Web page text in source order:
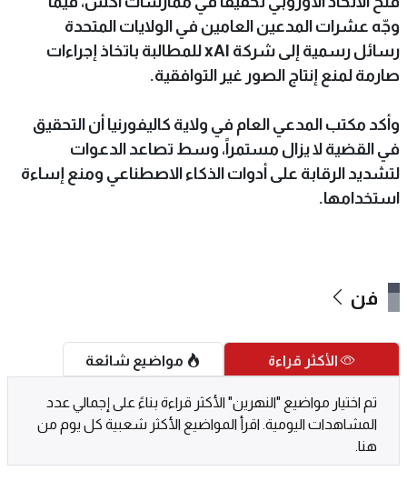
وجّه عشرات المدعين العامين في الولايات المتحدة
رسائل رسمية إلى شركة xAI للمطالبة باتخاذ إجراءات
صارمة لمنع إنتاج الصور غير التوافقية.
وأكد مكتب المدعي العام في ولاية كاليفورنيا أن التحقيق
في القضية لا يزال مستمراً، وسط تصاعد الدعوات
لتشديد الرقابة على أدوات الذكاء الاصطناعي ومنع إساءة
استخدامها.
فن
الأكثر قراءة
تم اختيار مواضيع "النهرين" الأكثر قراءة بناءً على إجمالي عدد
المشاهدات اليومية. اقرأ المواضيع الأكثر شعبية كل يوم من
هنا.